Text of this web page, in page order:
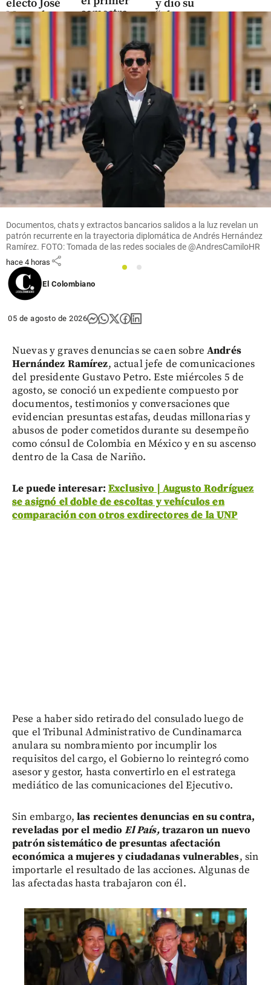
electo José
Manuel
Restrepo en el
evento
share
semestre
de 2026
share
y dio su
“pleno
apoyo” a
Deportes
De reina del salto
alto a dueña de las
vallas: María
hizo historia en
Centroamericanos
hace 4 horas share
Documentos, chats y extractos bancarios salidos a la luz revelan un
patrón recurrente en la trayectoria diplomática de Andrés Hernández
Ramírez. FOTO: Tomada de las redes sociales de @AndresCamiloHR
1
2
El Colombiano
05 de agosto de 2026
Nuevas y graves denuncias se caen sobre Andrés
Hernández Ramírez, actual jefe de comunicaciones
del presidente Gustavo Petro. Este miércoles 5 de
agosto, se conoció un expediente compuesto por
documentos, testimonios y conversaciones que
evidencian presuntas estafas, deudas millonarias y
abusos de poder cometidos durante su desempeño
como cónsul de Colombia en México y en su ascenso
dentro de la Casa de Nariño.
Le puede interesar: Exclusivo | Augusto Rodríguez
se asignó el doble de escoltas y vehículos en
comparación con otros exdirectores de la UNP
Pese a haber sido retirado del consulado luego de
que el Tribunal Administrativo de Cundinamarca
anulara su nombramiento por incumplir los
requisitos del cargo, el Gobierno lo reintegró como
asesor y gestor, hasta convertirlo en el estratega
mediático de las comunicaciones del Ejecutivo.
Sin embargo, las recientes denuncias en su contra,
reveladas por el medioEl País,trazaron un nuevo
patrón sistemático de presuntas afectación
económica a mujeres y ciudadanas vulnerables, sin
importarle el resultado de las acciones. Algunas de
las afectadas hasta trabajaron con él.